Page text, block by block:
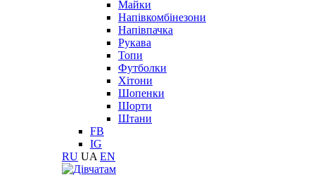
Майки
Напівкомбінезони
Напівпачка
Рукава
Топи
Футболки
Хітони
Шопенки
Шорти
Штани
FB
IG
RU UA EN